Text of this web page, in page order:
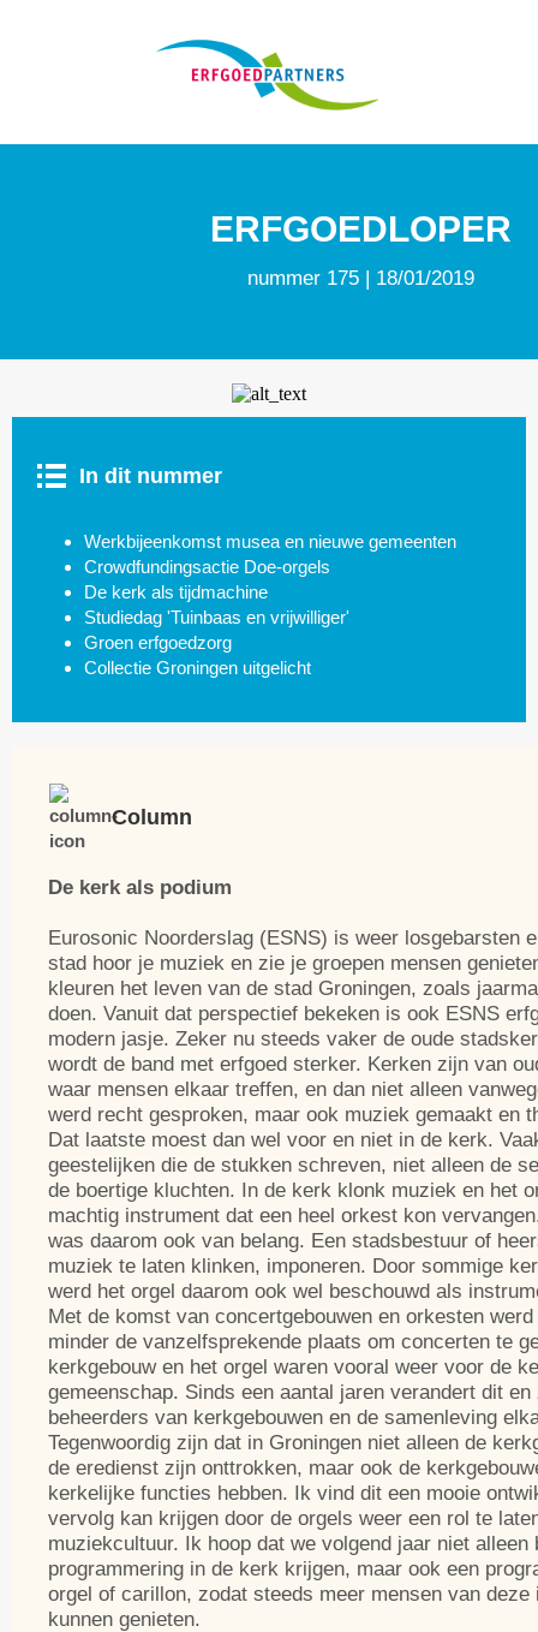
ERFGOEDLOPER
nummer 175 | 18/01/2019
In dit nummer
Werkbijeenkomst musea en nieuwe gemeenten
Crowdfundingsactie Doe-orgels
De kerk als tijdmachine
Studiedag 'Tuinbaas en vrijwilliger'
Groen erfgoedzorg
Collectie Groningen uitgelicht
Column
De kerk als podium
Eurosonic Noorderslag (ESNS) is weer losgebarsten
stad hoor je muziek en zie je groepen mensen
kleuren het leven van de stad Groningen, zoals
doen. Vanuit dat perspectief bekeken is ook ESNS
modern jasje. Zeker nu steeds vaker de oude
wordt de band met erfgoed sterker. Kerken zijn van
waar mensen elkaar treffen, en dan niet alleen
werd recht gesproken, maar ook muziek gemaakt en
Dat laatste moest dan wel voor en niet in de kerk.
geestelijken die de stukken schreven, niet alleen de
de boertige kluchten. In de kerk klonk muziek en het
machtig instrument dat een heel orkest kon
was daarom ook van belang. Een stadsbestuur of
muziek te laten klinken, imponeren. Door sommige
werd het orgel daarom ook wel beschouwd als
Met de komst van concertgebouwen en orkesten
minder de vanzelfsprekende plaats om concerten te
kerkgebouw en het orgel waren vooral weer voor de
gemeenschap. Sinds een aantal jaren verandert dit en
beheerders van kerkgebouwen en de samenleving
Tegenwoordig zijn dat in Groningen niet alleen de
de eredienst zijn onttrokken, maar ook de
kerkelijke functies hebben. Ik vind dit een mooie
vervolg kan krijgen door de orgels weer een rol te
muziekcultuur. Ik hoop dat we volgend jaar niet alleen
programmering in de kerk krijgen, maar ook een
orgel of carillon, zodat steeds meer mensen van deze
kunnen genieten.